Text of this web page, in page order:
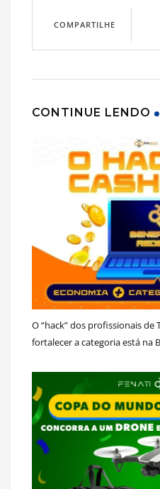
COMPARTILHE
CONTINUE LENDO
O “hack” dos profissionais de
fortalecer a categoria está na